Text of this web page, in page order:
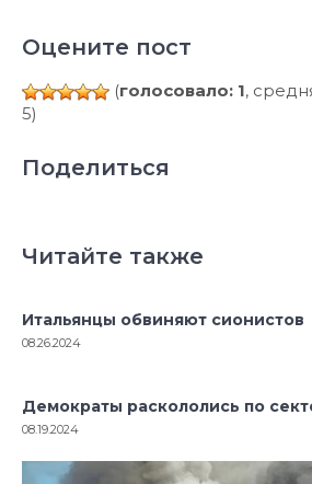
Оцените пост
(голосовало: 1,
5)
Поделиться
Читайте также
Итальянцы обвиняют сионистов
08.26.2024
Демократы раскололись по
08.19.2024